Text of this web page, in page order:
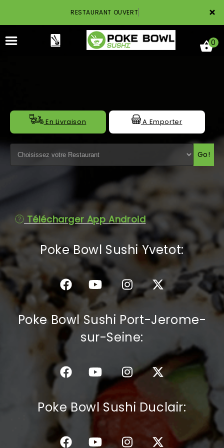
×
RESTAURANT OUVERT
ACCUEIL
LA CARTE
MENTIONS LÉGALES
C.G.V
0
En Livraison A Emporter
Go!
Télécharger App Android
Poke Bowl Sushi Yvetot:
Poke Bowl Sushi Port-Jerome-
sur-Seine:
Poke Bowl Sushi Duclair: